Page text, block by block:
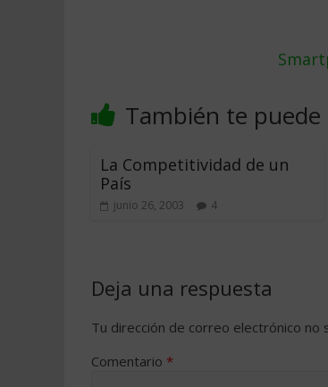
También te
La Competitividad de un
País
junio 26, 2003 4
Deja una respuesta
Tu dirección de correo electrónico no
Comentario *